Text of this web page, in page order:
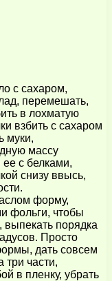
с сахаром,
перемешать,
в лохматую
взбить с сахаром
муки,
массу
с белками,
снизу ввысь,
форму,
фольги, чтобы
выпекать порядка
Просто
дать совсем
три части,
в пленку, убрать